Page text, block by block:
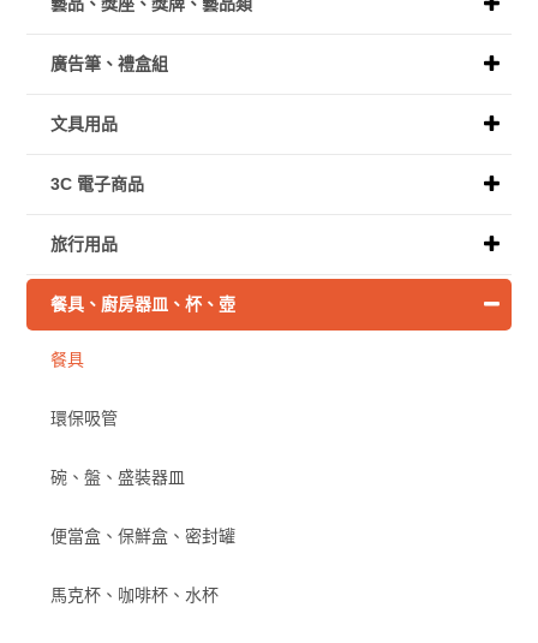
廣告筆、禮盒組
文具用品
3C 電子商品
旅行用品
餐具、廚房器皿、杯、壺
餐具
環保吸管
碗、盤、盛裝器皿
便當盒、保鮮盒、密封罐
馬克杯、咖啡杯、水杯